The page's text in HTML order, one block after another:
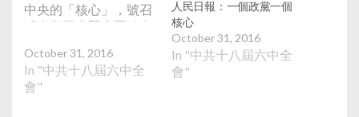
中央的「核心」，號召
「全黨同志緊密團結在
黨中央周圍」。這是時
隔13年後中共再次在黨
內領導層樹立「核
October 31, 2016
In "中共十八屆六中全
會"
人民日報：一個政黨一個
核心
October 31, 2016
In "中共十八屆六中全
會"